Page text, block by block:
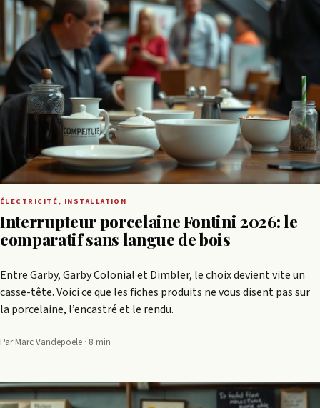
ÉLECTRICITÉ, INSTALLATION
Interrupteur porcelaine Fontini 2026: le
comparatif sans langue de bois
Entre Garby, Garby Colonial et Dimbler, le choix devient vite un
casse-tête. Voici ce que les fiches produits ne vous disent pas sur
la porcelaine, l’encastré et le rendu.
Par Marc Vandepoele · 8 min